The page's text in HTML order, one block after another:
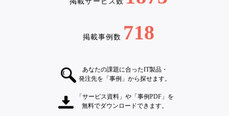
掲載事例数 718
あなたの課題に合ったIT製品・
発注先を「事例」から探せます。
「サービス資料」や「事例PDF」を
無料でダウンロードできます。